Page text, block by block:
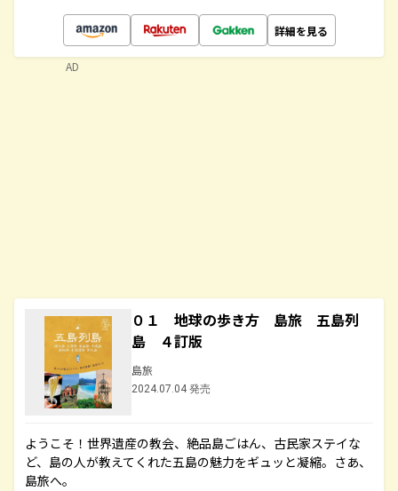
詳細を見る
０１ 地球の歩き方 島旅 五島列
島 ４訂版
島旅
2024.07.04 発売
ようこそ！世界遺産の教会、絶品島ごはん、古民家ステイな
ど、島の人が教えてくれた五島の魅力をギュッと凝縮。さあ、
島旅へ。
AD